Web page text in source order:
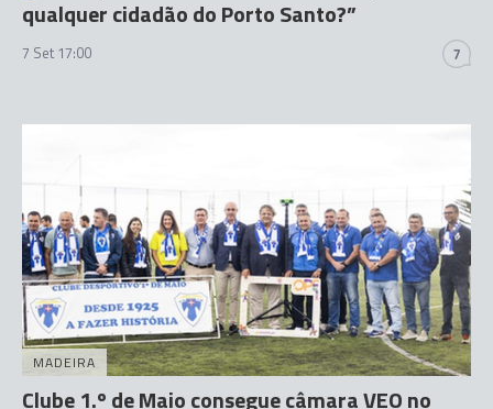
qualquer cidadão do Porto Santo?”
7 Set 17:00 7
MADEIRA
Clube 1.º de Maio consegue câmara VEO no